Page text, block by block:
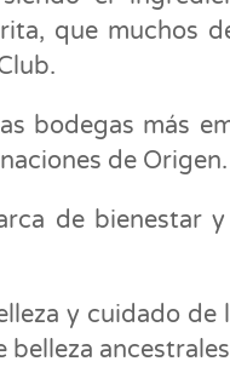
que muchos
bodegas más
de Origen.
de bienestar
y cuidado